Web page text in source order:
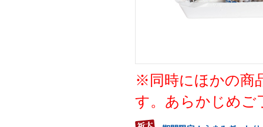
※同時にほかの商
す。あらかじめご